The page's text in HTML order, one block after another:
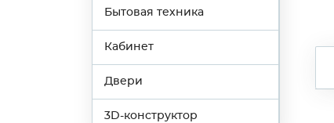
Бытовая техника
Кабинет
Двери
3D-конструктор